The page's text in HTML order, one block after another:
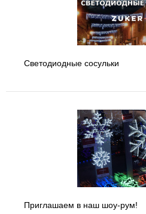
Светодиодные сосульки
Приглашаем в наш шоу-рум!